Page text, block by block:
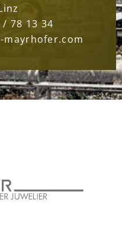
/ 78 13 34
mayrhofer.com